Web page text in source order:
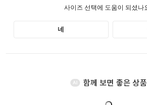
AI 함께 보면 좋은 상품